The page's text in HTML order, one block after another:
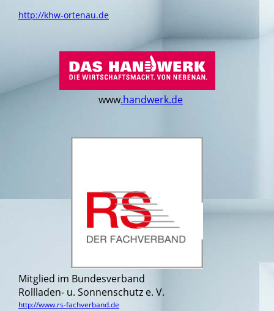
http://khw-ortenau.de
www.handwerk.de
Mitglied im Bundesverband
Rollladen- u. Sonnenschutz e. V.
http://www.rs-fachverband.de